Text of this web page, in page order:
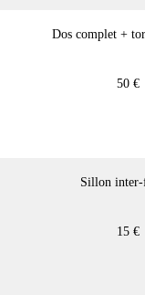
Dos complet +
50 €
Sillon inter-
15 €